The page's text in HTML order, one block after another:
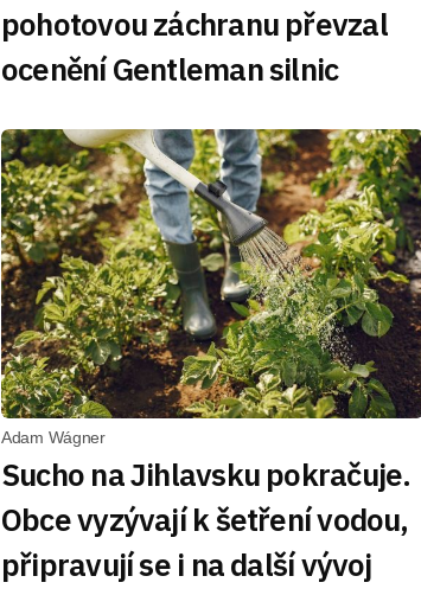
pohotovou záchranu převzal
ocenění Gentleman silnic
Adam Wágner
Sucho na Jihlavsku pokračuje.
Obce vyzývají k šetření vodou,
připravují se i na další vývoj